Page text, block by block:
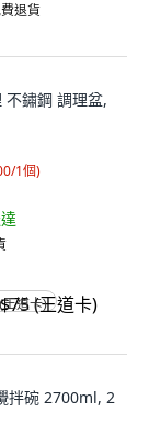
退貨
不鏽鋼 調理盆,
1個)
道卡)
拌碗 2700ml, 2